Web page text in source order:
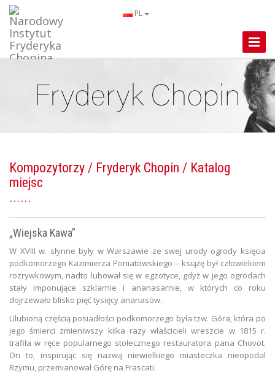
PL
Toggle
Kompozytorzy / Fryderyk Chopin / Katalog
miejsc
„Wiejska Kawa”
W XVIII w. słynne były w Warszawie ze swej urody ogrody księcia
podkomorzego Kazimierza Poniatowskiego – książę był człowiekiem
rozrywkowym, nadto lubował się w egzotyce, gdyż w jego ogrodach
stały imponujące szklarnie i ananasarnie, w których co roku
dojrzewało blisko pięć tysięcy ananasów.
Ulubioną częścią posiadłości podkomorzego była tzw. Góra, która po
jego śmierci zmieniwszy kilka razy właścicieli wreszcie w 1815 r.
trafiła w ręce popularnego stołecznego restauratora pana Chovot.
On to, inspirując się nazwą niewielkiego miasteczka nieopodal
Rzymu, przemianował Górę na Frascati.